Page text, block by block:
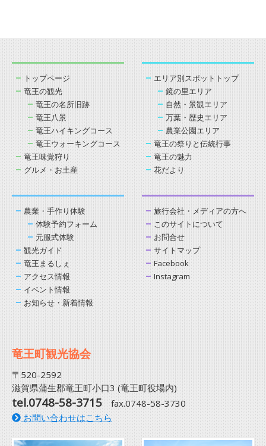
トップページ
竜王の観光
竜王の名所旧跡
竜王八景
竜王ハイキングコース
竜王ウォーキングコース
竜王味覚狩り
グルメ・お土産
エリア別スポットトップ
鏡の里エリア
自然・景観エリア
万葉・歴史エリア
農業公園エリア
竜王の祭りと伝統行事
竜王の魅力
花だより
農業・手作り体験
体験予約フォーム
元服式体験
観光ガイド
竜王まるしぇ
アクセス情報
イベント情報
お知らせ・新着情報
旅行会社・メディアの方へ
このサイトについて
お問合せ
サイトマップ
Facebook
Instagram
竜王町観光協会
〒520-2592
滋賀県蒲生郡竜王町小口3 (竜王町役場内)
tel.0748-58-3715 fax.0748-58-3730
お問い合わせはこちら